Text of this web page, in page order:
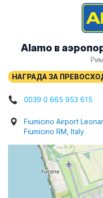
Alamo в
0039 0 665 953 615
Fiumicino Airport
Fiumicino RM, Italy